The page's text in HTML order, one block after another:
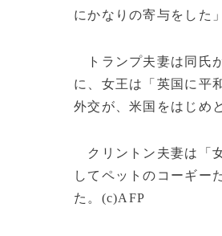
にかなりの寄与をした
トランプ夫妻は同氏
に、女王は「英国に平
外交が、米国をはじめ
クリントン夫妻は「
してペットのコーギー
た。(c)AFP